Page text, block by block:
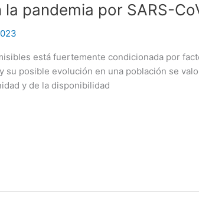
pandemia por SARS-
está fuertemente condicionada por
posible evolución en una población se
y de la disponibilidad